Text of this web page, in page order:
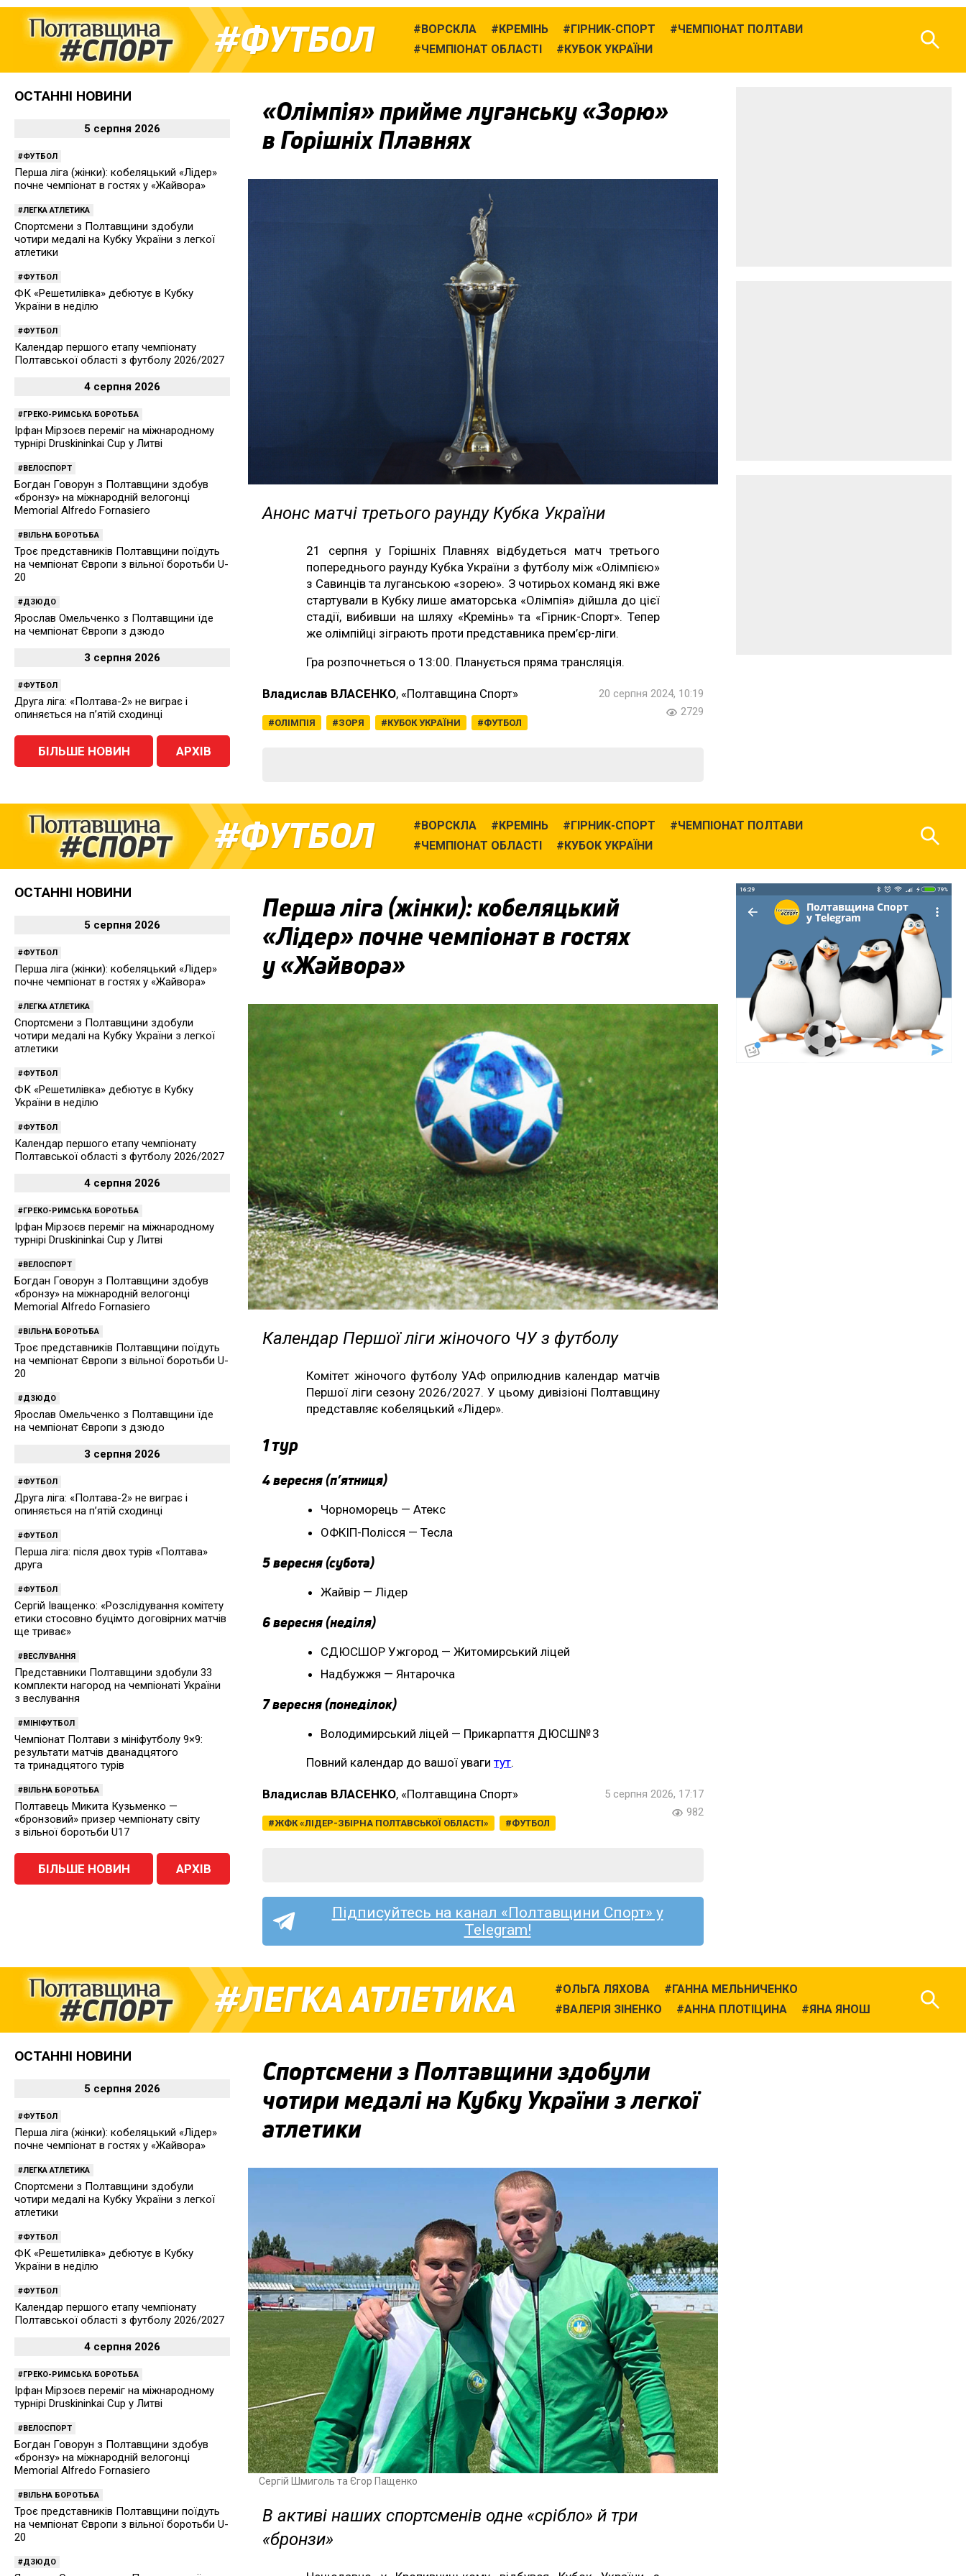
ФУТБОЛ ВОРСКЛА КРЕМІНЬ ГІРНИК-СПОРТ
ЧЕМПІОНАТ ПОЛТАВИ
ЧЕМПІОНАТ ОБЛАСТІ
КУБОК УКРАЇНИ
«Олімпія» прийме луганську «Зорю»
в Горішніх Плавнях
Анонс матчі третього раунду Кубка України
21 серпня у Горішніх Плавнях відбудеться матч третього
попереднього раунду Кубка України з футболу між «Олімпією»
з Савинців та луганською «зорею». З чотирьох команд які вже
стартували в Кубку лише аматорська «Олімпія» дійшла до цієї
стадії, вибивши на шляху «Кремінь» та «Гірник-Спорт». Тепер
же олімпійці зіграють проти представника прем’єр-ліги.
Гра розпочнеться о 13:00. Планується пряма трансляція.
Владислав ВЛАСЕНКО, «Полтавщина Спорт»
ОЛІМПІЯ ЗОРЯ КУБОК УКРАЇНИ ФУТБОЛ
20 серпня 2024, 10:19
2729
ОСТАННІ НОВИНИ
5 серпня 2026
ФУТБОЛ
Перша ліга (жінки): кобеляцький «Лідер»
почне чемпіонат в гостях у «Жайвора»
ЛЕГКА АТЛЕТИКА
Спортсмени з Полтавщини здобули
чотири медалі на Кубку України з легкої
атлетики
ФУТБОЛ
ФК «Решетилівка» дебютує в Кубку
України в неділю
ФУТБОЛ
Календар першого етапу чемпіонату
Полтавської області з футболу 2026/2027
4 серпня 2026
ГРЕКО-РИМСЬКА БОРОТЬБА
Ірфан Мірзоєв переміг на міжнародному
турнірі Druskininkai Cup у Литві
ВЕЛОСПОРТ
Богдан Говорун з Полтавщини здобув
«бронзу» на міжнародній велогонці
Memorial Alfredo Fornasiero
ВІЛЬНА БОРОТЬБА
Троє представників Полтавщини поїдуть
на чемпіонат Європи з вільної боротьби U-
20
ДЗЮДО
Ярослав Омельченко з Полтавщини їде
на чемпіонат Європи з дзюдо
3 серпня 2026
ФУТБОЛ
Друга ліга: «Полтава-2» не виграє і
опиняється на п’ятій сходинці
БІЛЬШЕ НОВИН АРХІВ
ФУТБОЛ ВОРСКЛА КРЕМІНЬ ГІРНИК-СПОРТ
ЧЕМПІОНАТ ПОЛТАВИ
ЧЕМПІОНАТ ОБЛАСТІ
КУБОК УКРАЇНИ
Перша ліга (жінки): кобеляцький
«Лідер» почне чемпіонат в гостях
у «Жайвора»
Календар Першої ліги жіночого ЧУ з футболу
Комітет жіночого футболу УАФ оприлюднив календар матчів
Першої ліги сезону 2026/2027. У цьому дивізіоні Полтавщину
представляє кобеляцький «Лідер».
1 тур
4 вересня (п’ятниця)
Чорноморець — Атекс
ОФКІП-Полісся — Тесла
5 вересня (субота)
Жайвір — Лідер
6 вересня (неділя)
СДЮСШОР Ужгород — Житомирський ліцей
Надбужжя — Янтарочка
7 вересня (понеділок)
Володимирський ліцей — Прикарпаття ДЮСШ№ 3
Повний календар до вашої увагитут.
Владислав ВЛАСЕНКО, «Полтавщина Спорт»
ЖФК «ЛІДЕР-ЗБІРНА ПОЛТАВСЬКОЇ ОБЛАСТІ» ФУТБОЛ
5 серпня 2026, 17:17
982
Підписуйтесь на канал «Полтавщини Спорт» у
Telegram!
ОСТАННІ НОВИНИ
5 серпня 2026
ФУТБОЛ
Перша ліга (жінки): кобеляцький «Лідер»
почне чемпіонат в гостях у «Жайвора»
ЛЕГКА АТЛЕТИКА
Спортсмени з Полтавщини здобули
чотири медалі на Кубку України з легкої
атлетики
ФУТБОЛ
ФК «Решетилівка» дебютує в Кубку
України в неділю
ФУТБОЛ
Календар першого етапу чемпіонату
Полтавської області з футболу 2026/2027
4 серпня 2026
ГРЕКО-РИМСЬКА БОРОТЬБА
Ірфан Мірзоєв переміг на міжнародному
турнірі Druskininkai Cup у Литві
ВЕЛОСПОРТ
Богдан Говорун з Полтавщини здобув
«бронзу» на міжнародній велогонці
Memorial Alfredo Fornasiero
ВІЛЬНА БОРОТЬБА
Троє представників Полтавщини поїдуть
на чемпіонат Європи з вільної боротьби U-
20
ДЗЮДО
Ярослав Омельченко з Полтавщини їде
на чемпіонат Європи з дзюдо
3 серпня 2026
ФУТБОЛ
Друга ліга: «Полтава-2» не виграє і
опиняється на п’ятій сходинці
ФУТБОЛ
Перша ліга: після двох турів «Полтава»
друга
ФУТБОЛ
Сергій Іващенко: «Розслідування комітету
етики стосовно буцімто договірних матчів
ще триває»
ВЕСЛУВАННЯ
Представники Полтавщини здобули 33
комплекти нагород на чемпіонаті України
з веслування
МІНІФУТБОЛ
Чемпіонат Полтави з мініфутболу 9×9:
результати матчів дванадцятого
та тринадцятого турів
ВІЛЬНА БОРОТЬБА
Полтавець Микита Кузьменко —
«бронзовий» призер чемпіонату світу
з вільної боротьби U17
БІЛЬШЕ НОВИН АРХІВ
ЛЕГКА АТЛЕТИКА ОЛЬГА ЛЯХОВА
ГАННА МЕЛЬНИЧЕНКО
ВАЛЕРІЯ ЗІНЕНКО
АННА ПЛОТІЦИНА ЯНА ЯНОШ
Спортсмени з Полтавщини здобули
чотири медалі на Кубку України з легкої
атлетики
Сергій Шмиголь та Єгор Пащенко
В активі наших спортсменів одне «срібло» й три
«бронзи»
ОСТАННІ НОВИНИ
5 серпня 2026
ФУТБОЛ
Перша ліга (жінки): кобеляцький «Лідер»
почне чемпіонат в гостях у «Жайвора»
ЛЕГКА АТЛЕТИКА
Спортсмени з Полтавщини здобули
чотири медалі на Кубку України з легкої
атлетики
ФУТБОЛ
ФК «Решетилівка» дебютує в Кубку
України в неділю
ФУТБОЛ
Календар першого етапу чемпіонату
Полтавської області з футболу 2026/2027
4 серпня 2026
ГРЕКО-РИМСЬКА БОРОТЬБА
Ірфан Мірзоєв переміг на міжнародному
турнірі Druskininkai Cup у Литві
ВЕЛОСПОРТ
Богдан Говорун з Полтавщини здобув
«бронзу» на міжнародній велогонці
Memorial Alfredo Fornasiero
ВІЛЬНА БОРОТЬБА
Троє представників Полтавщини поїдуть
на чемпіонат Європи з вільної боротьби U-
20
ДЗЮДО